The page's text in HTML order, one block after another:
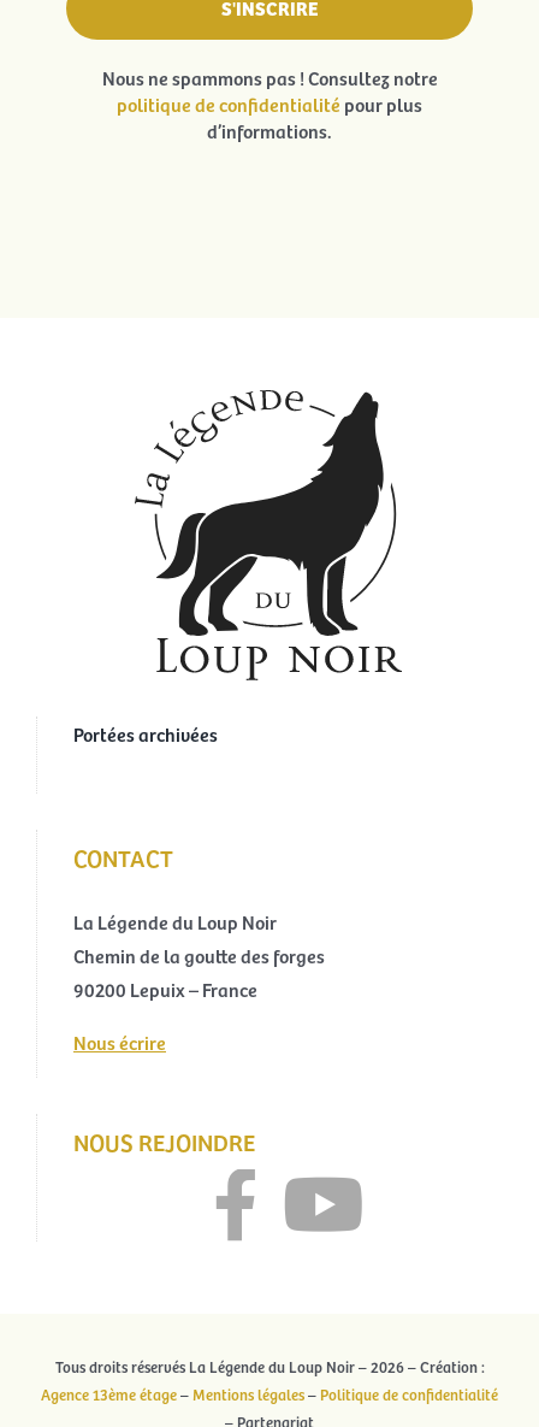
Nous ne spammons pas ! Consultez notre
politique de confidentialité pour plus
d’informations.
Portées archivées
CONTACT
La Légende du Loup Noir
Chemin de la goutte des forges
90200 Lepuix – France
Nous écrire
NOUS REJOINDRE
Tous droits réservés La Légende du Loup Noir – 2026 – Création :
Agence 13ème étage–Mentions légales– Politique de confidentialité
– Partenariat